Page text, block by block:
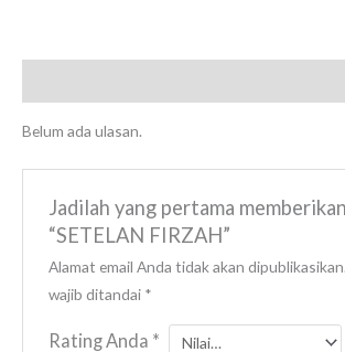
Belum ada ulasan.
Jadilah yang pertama
“SETELAN FIRZAH”
Alamat email Anda tidak akan dipublikasikan.
wajib ditandai *
Rating Anda *